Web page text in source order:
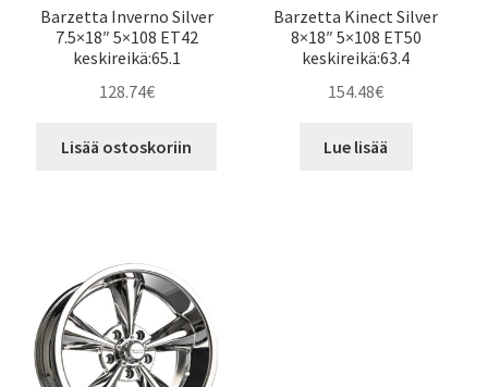
Barzetta Inverno Silver
7.5×18″ 5×108 ET42
keskireikä:65.1
128.74€
Lisää ostoskoriin
Barzetta Kinect Silver
8×18″ 5×108 ET50
keskireikä:63.4
154.48€
Lue lisää